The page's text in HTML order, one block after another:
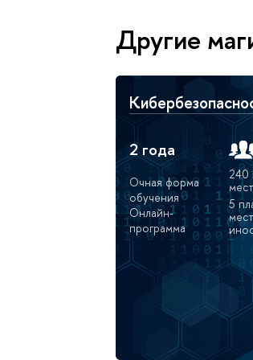
Другие
2 года
Очная форма
обучения
Онлайн-
программа
240
мест
5